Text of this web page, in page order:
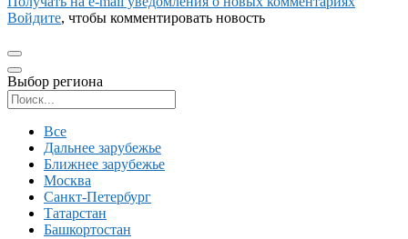
Войдите, чтобы комментировать новость
Выбор региона
Все
Дальнее зарубежье
Ближнее зарубежье
Москва
Санкт-Петербург
Татарстан
Башкортостан